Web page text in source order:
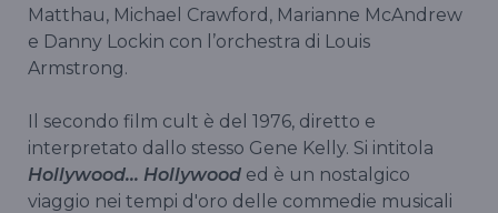
Matthau, Michael Crawford, Marianne McAndrew
e Danny Lockin con l’orchestra di Louis
Armstrong.
Il secondo film cult è del 1976, diretto e
interpretato dallo stesso Gene Kelly. Si intitola
Hollywood... Hollywood ed è un nostalgico
viaggio nei tempi d'oro delle commedie musicali